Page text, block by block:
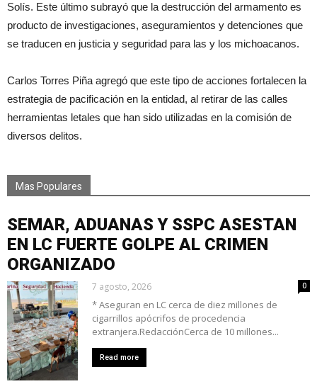
Solís. Este último subrayó que la destrucción del armamento es
producto de investigaciones, aseguramientos y detenciones que
se traducen en justicia y seguridad para las y los michoacanos.
Carlos Torres Piña agregó que este tipo de acciones fortalecen la
estrategia de pacificación en la entidad, al retirar de las calles
herramientas letales que han sido utilizadas en la comisión de
diversos delitos.
Mas Populares
SEMAR, ADUANAS Y SSPC ASESTAN
EN LC FUERTE GOLPE AL CRIMEN
ORGANIZADO
7 agosto, 2026 0
* Aseguran en LC cerca de diez millones de
cigarrillos apócrifos de procedencia
extranjera.RedacciónCerca de 10 millones...
Read more